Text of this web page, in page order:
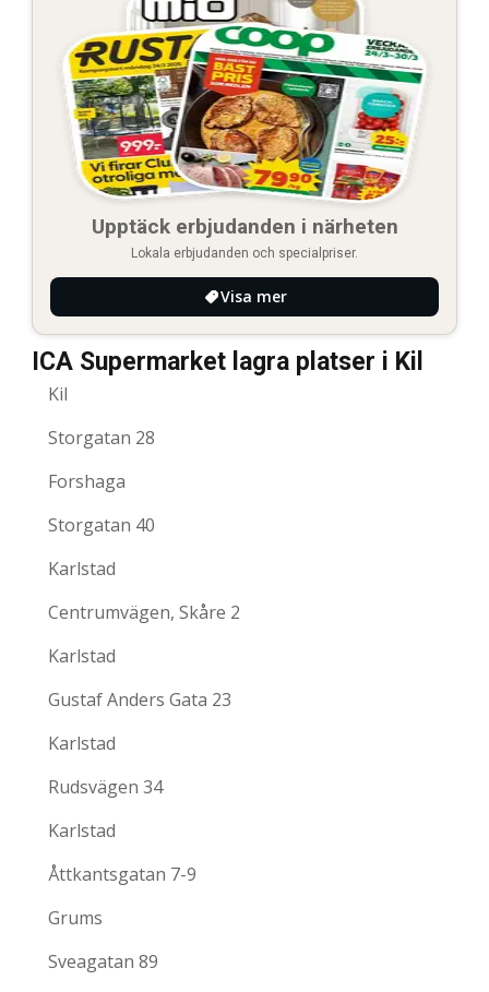
Upptäck erbjudanden i närheten
Lokala erbjudanden och specialpriser.
Visa mer
ICA Supermarket lagra platser i Kil
Kil
Storgatan 28
Forshaga
Storgatan 40
Karlstad
Centrumvägen, Skåre 2
Karlstad
Gustaf Anders Gata 23
Karlstad
Rudsvägen 34
Karlstad
Åttkantsgatan 7-9
Grums
Sveagatan 89